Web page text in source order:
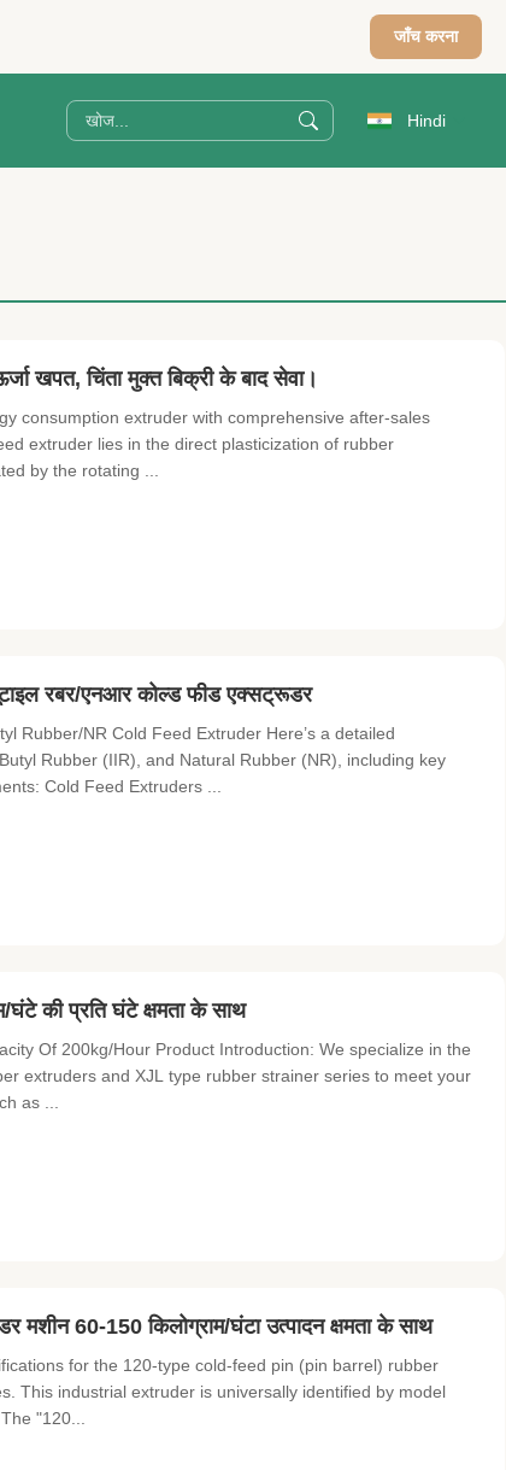
जाँच करना
Hindi
खपत, चिंता मुक्त बिक्री के बाद सेवा।
consumption extruder with comprehensive after-sales
extruder lies in the direct plasticization of rubber
by the rotating ...
रबर/एनआर कोल्ड फीड एक्सट्रूडर
Rubber/NR Cold Feed Extruder Here’s a detailed
Rubber (IIR), and Natural Rubber (NR), including key
Cold Feed Extruders ...
घंटे की प्रति घंटे क्षमता के साथ
Of 200kg/Hour Product Introduction: We specialize in the
extruders and XJL type rubber strainer series to meet your
as ...
मशीन 60-150 किलोग्राम/घंटा उत्पादन क्षमता के साथ
for the 120-type cold-feed pin (pin barrel) rubber
This industrial extruder is universally identified by model
"120...